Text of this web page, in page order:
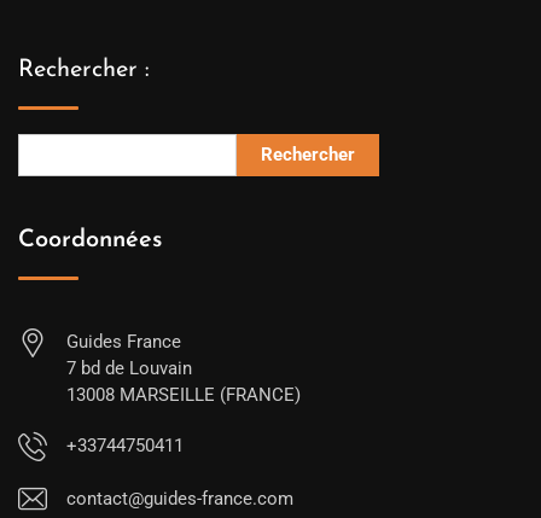
Rechercher :
Rechercher
Coordonnées
Guides France
7 bd de Louvain
13008 MARSEILLE (FRANCE)
+33744750411
contact@guides-france.com